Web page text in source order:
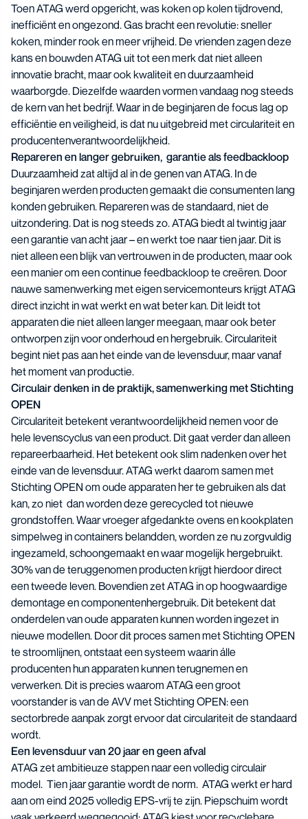
Toen ATAG werd opgericht, was koken op kolen tijdrovend,
inefficiënt en ongezond. Gas bracht een revolutie: sneller
koken, minder rook en meer vrijheid. De vrienden zagen deze
kans en bouwden ATAG uit tot een merk dat niet alleen
innovatie bracht, maar ook kwaliteit en duurzaamheid
waarborgde. Diezelfde waarden vormen vandaag nog steeds
de kern van het bedrijf. Waar in de beginjaren de focus lag op
efficiëntie en veiligheid, is dat nu uitgebreid met circulariteit en
producentenverantwoordelijkheid.
Repareren en langer gebruiken, garantie als feedbackloop
Duurzaamheid zat altijd al in de genen van ATAG. In de
beginjaren werden producten gemaakt die consumenten lang
konden gebruiken. Repareren was de standaard, niet de
uitzondering. Dat is nog steeds zo. ATAG biedt al twintig jaar
een garantie van acht jaar – en werkt toe naar tien jaar. Dit is
niet alleen een blijk van vertrouwen in de producten, maar ook
een manier om een continue feedbackloop te creëren. Door
nauwe samenwerking met eigen servicemonteurs krijgt ATAG
direct inzicht in wat werkt en wat beter kan. Dit leidt tot
apparaten die niet alleen langer meegaan, maar ook beter
ontworpen zijn voor onderhoud en hergebruik. Circulariteit
begint niet pas aan het einde van de levensduur, maar vanaf
het moment van productie.
Circulair denken in de praktijk, samenwerking met Stichting
OPEN
Circulariteit betekent verantwoordelijkheid nemen voor de
hele levenscyclus van een product. Dit gaat verder dan alleen
repareerbaarheid. Het betekent ook slim nadenken over het
einde van de levensduur. ATAG werkt daarom samen met
Stichting OPEN om oude apparaten her te gebruiken als dat
kan, zo niet dan worden deze gerecycled tot nieuwe
grondstoffen. Waar vroeger afgedankte ovens en kookplaten
simpelweg in containers belandden, worden ze nu zorgvuldig
ingezameld, schoongemaakt en waar mogelijk hergebruikt.
30% van de teruggenomen producten krijgt hierdoor direct
een tweede leven. Bovendien zet ATAG in op hoogwaardige
demontage en componentenhergebruik. Dit betekent dat
onderdelen van oude apparaten kunnen worden ingezet in
nieuwe modellen. Door dit proces samen met Stichting OPEN
te stroomlijnen, ontstaat een systeem waarin álle
producenten hun apparaten kunnen terugnemen en
verwerken. Dit is precies waarom ATAG een groot
voorstander is van de AVV met Stichting OPEN: een
sectorbrede aanpak zorgt ervoor dat circulariteit de standaard
wordt.
Een levensduur van 20 jaar en geen afval
ATAG zet ambitieuze stappen naar een volledig circulair
model. Tien jaar garantie wordt de norm. ATAG werkt er hard
aan om eind 2025 volledig EPS-vrij te zijn. Piepschuim wordt